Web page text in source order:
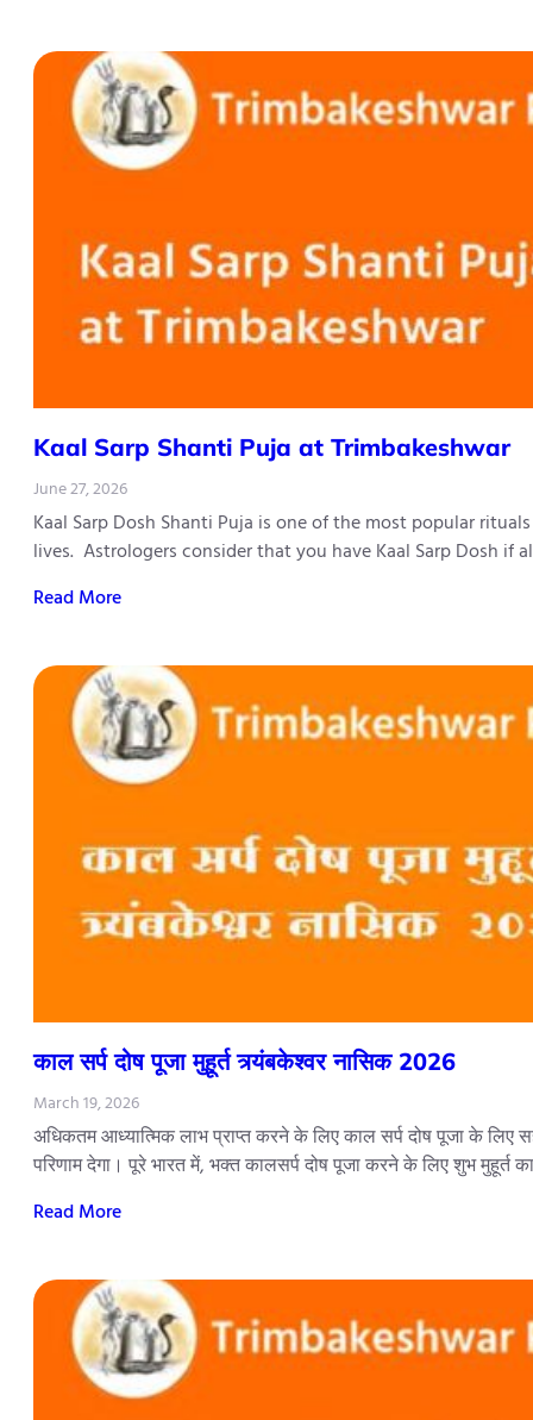
Kaal Sarp Shanti Puja at Trimbakeshwar
June 27, 2026
Kaal Sarp Dosh Shanti Puja is one of the most popular
lives. Astrologers consider that you have Kaal Sarp Dosh
Read More
काल सर्प दोष पूजा मुहूर्त त्र्यंबकेश्वर नासिक 2026
March 19, 2026
अधिकतम आध्यात्मिक लाभ प्राप्त करने के लिए काल सर्प दोष पूजा के लिए
परिणाम देगा। पूरे भारत में, भक्त कालसर्प दोष पूजा करने के लिए शुभ मुहूर्त
Read More